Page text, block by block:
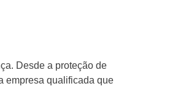
Desde a proteção de
empresa qualificada que